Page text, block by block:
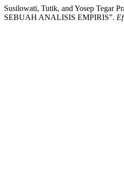
Susilowati, Tutik, and Yosep
SEBUAH ANALISIS EMPIRIS”.